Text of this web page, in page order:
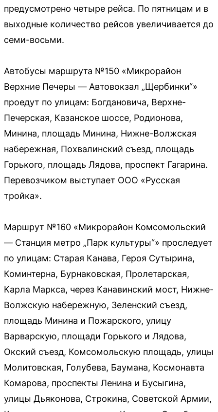
предусмотрено четыре рейса. По пятницам и в
выходные количество рейсов увеличивается до
семи-восьми.
Автобусы маршрута №150 «Микрорайон
Верхние Печеры — Автовокзал „Щербинки“»
проедут по улицам: Богдановича, Верхне-
Печерская, Казанское шоссе, Родионова,
Минина, площадь Минина, Нижне-Волжская
набережная, Похвалинский съезд, площадь
Горького, площадь Лядова, проспект Гагарина.
Перевозчиком выступает ООО «Русская
тройка».
Маршрут №160 «Микрорайон Комсомольский
— Станция метро „Парк культуры“» проследует
по улицам: Старая Канава, Героя Сутырина,
Коминтерна, Бурнаковская, Пролетарская,
Карла Маркса, через Канавинский мост, Нижне-
Волжскую набережную, Зеленский съезд,
площадь Минина и Пожарского, улицу
Варварскую, площади Горького и Лядова,
Окский съезд, Комсомольскую площадь, улицы
Молитовская, Голубева, Баумана, Космонавта
Комарова, проспекты Ленина и Бусыгина,
улицы Дьяконова, Строкина, Советской Армии,